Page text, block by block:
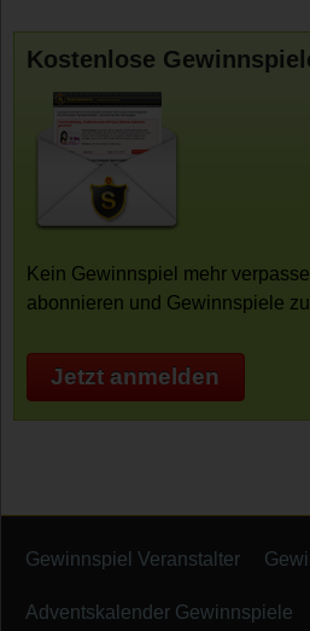
Kostenlose
Kein Gewinnspiel mehr
abonnieren und Gewinnspiele
Jetzt anmelden
Gewinnspiel Veranstalter
Adventskalender Gewinnspiele